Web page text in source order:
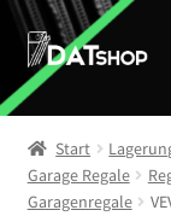
Zur
Navigation
springen
Zum
Inhalt
springen
Home
Shop
Start
Garage Regale
Garagenregale